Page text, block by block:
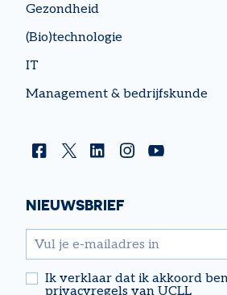
Gezondheid
(Bio)technologie
IT
Management & bedrijfskunde
NIEUWSBRIEF
email
Ik verklaar dat ik akkoord
privacyregels van UCLL